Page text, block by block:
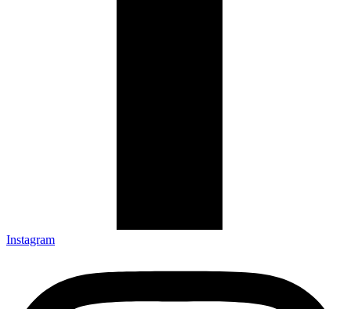
Instagram